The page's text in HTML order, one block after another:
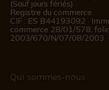
(Sauf jours fériés)
Registre du commerce
CIF : ES B44193092 ·
commerce 28/01/578,
2003/670/N/07/08/2003
Qui sommes-nous